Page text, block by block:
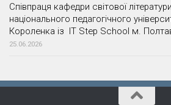
Співпраця кафедри світової
національного педагогічного
Короленка із IT Step School м.
25.06.2026